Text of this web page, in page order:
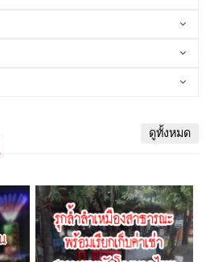
ดูทั้งหมด